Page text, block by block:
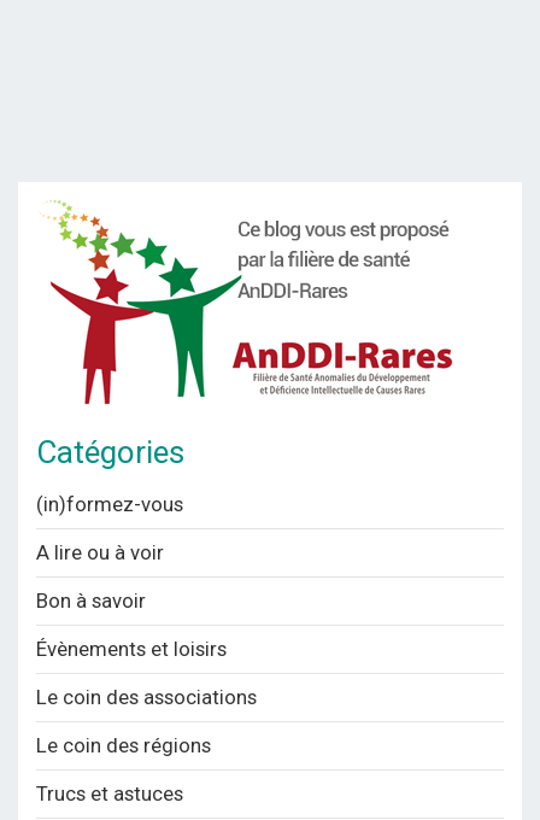
Catégories
(in)formez-vous
A lire ou à voir
Bon à savoir
Évènements et loisirs
Le coin des associations
Le coin des régions
Trucs et astuces